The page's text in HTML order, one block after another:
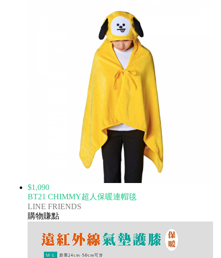
$1,090
BT21 CHIMMY超人保暖連帽毯
LINE FRIENDS
購物賺點